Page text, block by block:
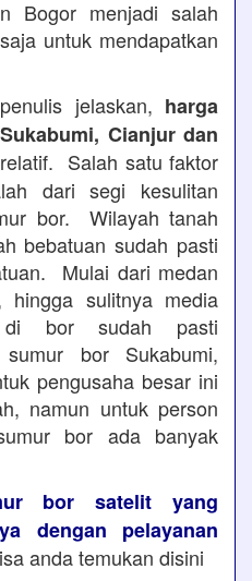
Bogor menjadi salah
untuk mendapatkan
jelaskan, harga
Cianjur dan
Salah satu faktor
dari segi kesulitan
bor. Wilayah tanah
bebatuan sudah pasti
Mulai dari medan
hingga sulitnya media
bor sudah pasti
bor Sukabumi,
pengusaha besar ini
namun untuk person
bor ada banyak
bor satelit yang
dengan pelayanan
anda temukan disini